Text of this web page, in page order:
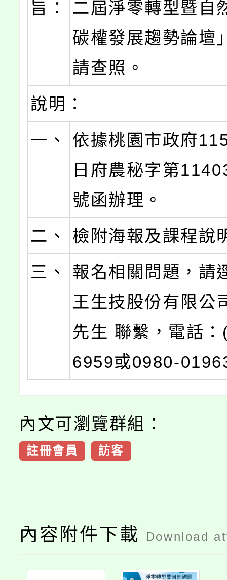
旨：
二屆淨零轉型暨自
碳權發展趨勢論壇
請查照。
說明：
一、
依據桃園市政府
日府農秘字第
號函辦理。
二、
檢附海報及課程說
三、
報名相關問題，請
王生技股份有限公
先生 聯繫，電話
6959或0980-
內文可瀏覽群組：
註冊會員 訪客
內容附件下載 Download